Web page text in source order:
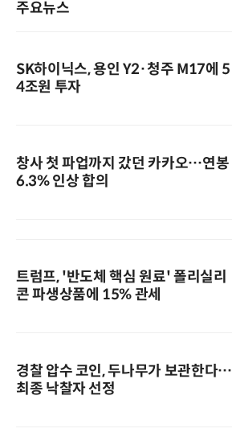
주요뉴스
SK하이닉스, 용인 Y2·청주 M17에 5
4조원 투자
창사 첫 파업까지 갔던 카카오…연봉
6.3% 인상 합의
트럼프, '반도체 핵심 원료' 폴리실리
콘 파생상품에 15% 관세
경찰 압수 코인, 두나무가 보관한다…
최종 낙찰자 선정